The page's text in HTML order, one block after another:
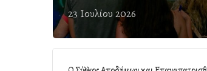
23 Ιουλίου 2026